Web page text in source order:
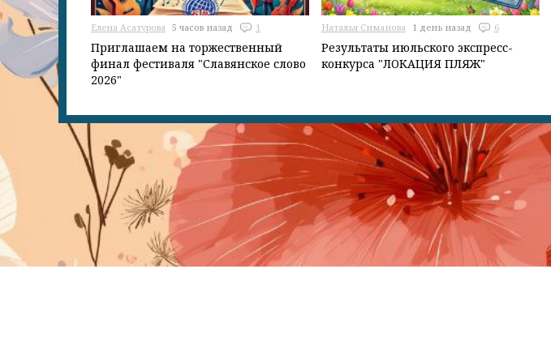
Елена Асатурова 5 часов назад 1
Приглашаем на торжественный
финал фестиваля "Славянское слово
2026"
Наталья Симанова 1 день назад 6
Результаты июльского экспресс-
конкурса "ЛОКАЦИЯ ПЛЯЖ"